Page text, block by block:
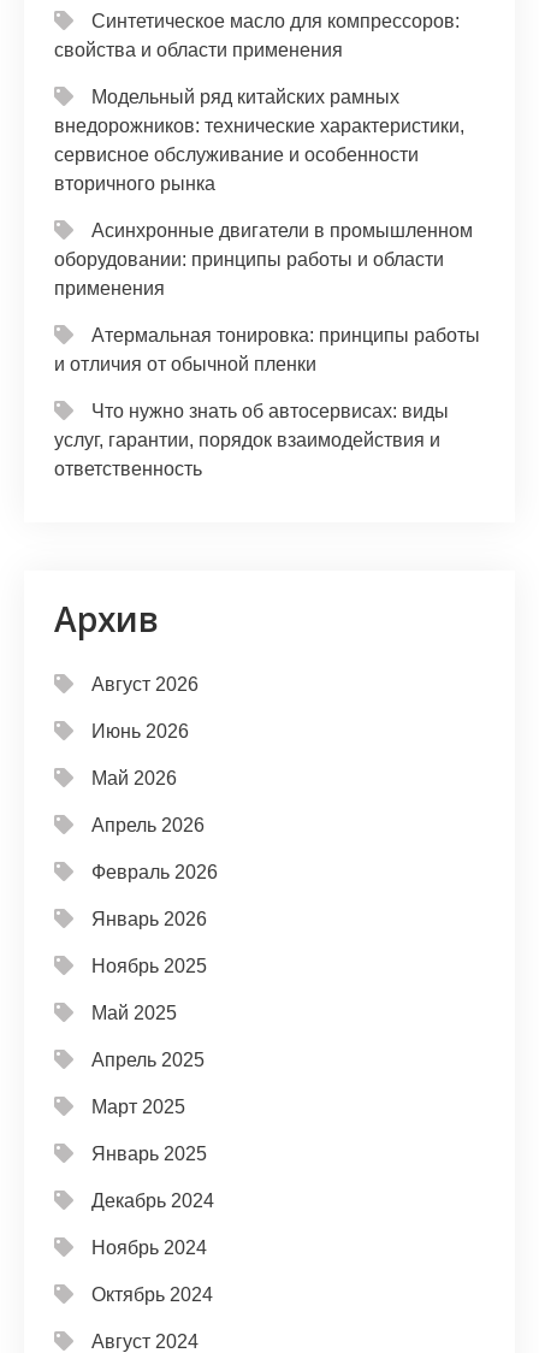
Синтетическое масло для компрессоров:
свойства и области применения
Модельный ряд китайских рамных
внедорожников: технические характеристики,
сервисное обслуживание и особенности
вторичного рынка
Асинхронные двигатели в промышленном
оборудовании: принципы работы и области
применения
Атермальная тонировка: принципы работы
и отличия от обычной пленки
Что нужно знать об автосервисах: виды
услуг, гарантии, порядок взаимодействия и
ответственность
Архив
Август 2026
Июнь 2026
Май 2026
Апрель 2026
Февраль 2026
Январь 2026
Ноябрь 2025
Май 2025
Апрель 2025
Март 2025
Январь 2025
Декабрь 2024
Ноябрь 2024
Октябрь 2024
Август 2024